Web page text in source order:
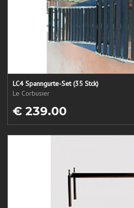
LC4 Spanngurte-Set (35 Stck)
Le Corbusier
€ 239.00